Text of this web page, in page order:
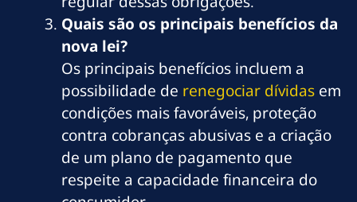
Quais são os principais benefícios da
nova lei?
Os principais benefícios incluem a
possibilidade de renegociar dívidas em
condições mais favoráveis, proteção
contra cobranças abusivas e a criação
de um plano de pagamento que
respeite a capacidade financeira do